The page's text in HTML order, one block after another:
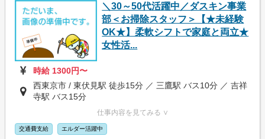
＼30～50代活躍中／ダスキン事業
部＜お掃除スタッフ＞【★未経験
OK★】柔軟シフトで家庭と両立★
女性活...
時給 1300円〜
西東京市 / 東伏見駅 徒歩15分 ／ 三鷹駅 バス10分 ／ 吉祥
寺駅 バス15分
仕事内容を見てみる ∨
交通費支給 エルダー活躍中